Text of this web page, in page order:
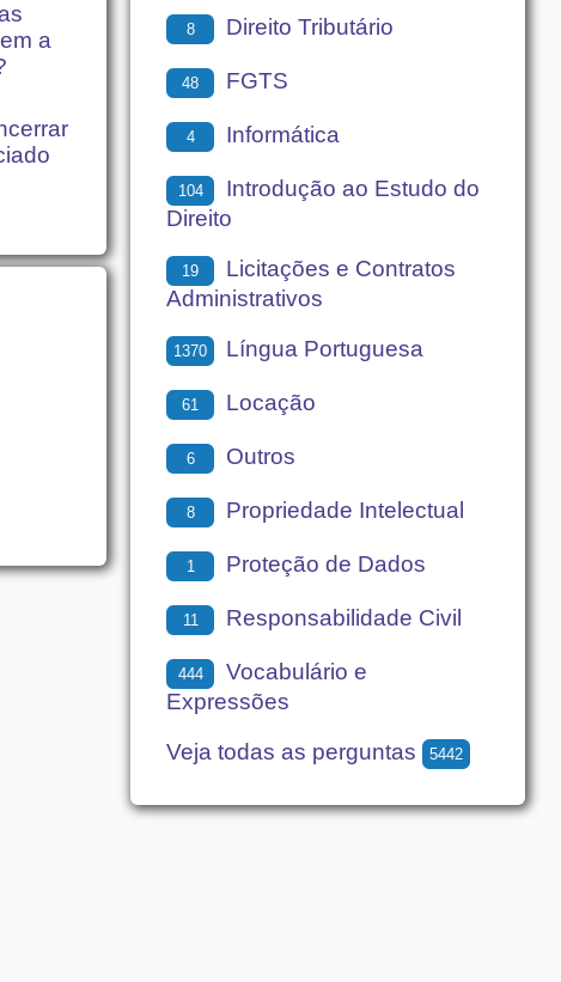
a
8 Direito Tributário
48 FGTS
4 Informática
104
Introdução ao Estudo do
Direito
19
Licitações e Contratos
Administrativos
1370 Língua Portuguesa
61 Locação
6 Outros
8 Propriedade Intelectual
1 Proteção de Dados
11 Responsabilidade Civil
444
Vocabulário e
Expressões
Veja todas as perguntas
5442